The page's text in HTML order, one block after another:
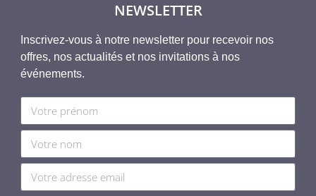
NEWSLETTER
Inscrivez-vous à notre newsletter pour recevoir nos
offres, nos actualités et nos invitations à nos
événements.